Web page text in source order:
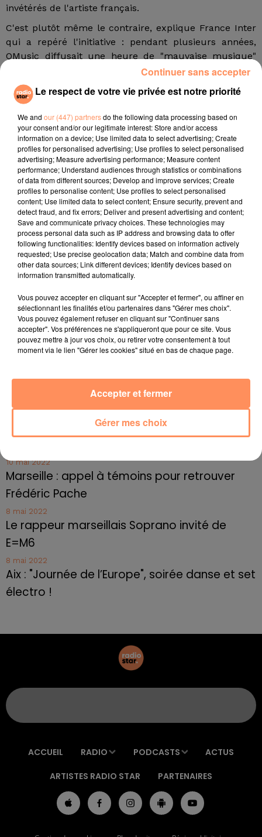
invétérés de l'artiste français.
C'est plutôt même le contraire, explique France Inter
qui a repéré l'initiative : pendant plusieurs années,
QMusic diffusait une heure de "mauvaise musique"
chaque matin. Depuis, l'heure quotidienne est
devenue hebdomadaire et a sa propre fête, chaque
année : la "Foute party" en flamand, une sorte de
C'est là que des dizaines de milliers d'invités sont
traditionnellement invités à agiter un foulard blanc
lorsque les premières notes des Lacs du Connemara
retentissent. Une tradition qu'ils sont invités à
perpétuer lors de cette "semaine Sardou" à venir, en
venant agiter un foulard blanc dans les studios de
QMusic.
fil actus
4 juillet 2022
Radio Star Live avec Dadju
27 juin 2022
Marseille : une application pour mettre en
relation extras et...
27 juin 2022
jusqu'au bout de la nuit !
Toulon : des quais électrifiés pour 2023 !
10 mai 2022
Marseille : appel à témoins pour retrouver
Frédéric Pache
8 mai 2022
Le rappeur marseillais Soprano invité de
E=M6
8 mai 2022
Aix : "Journée de l’Europe", soirée danse et set
électro !
ACCUEIL RADIO PODCASTS ACTUS
ARTISTES RADIO STAR PARTENAIRES
Le respect de votre vie privée est notre priorité
We and our (447) partnersdo the following data processing based on
your consent and/or our legitimate interest: Store and/or access
information on a device; Use limited data to select advertising; Create
profiles for personalised advertising; Use profiles to select personalised
advertising; Measure advertising performance; Measure content
performance; Understand audiences through statistics or combinations
of data from different sources; Develop and improve services; Create
profiles to personalise content; Use profiles to select personalised
content; Use limited data to select content; Ensure security, prevent and
detect fraud, and fix errors; Deliver and present advertising and content;
Save and communicate privacy choices. These technologies may
process personal data such as IP address and browsing data to offer
following functionalities: Identify devices based on information actively
requested; Use precise geolocation data; Match and combine data from
other data sources; Link different devices; Identify devices based on
information transmitted automatically.
Vous pouvez accepter en cliquant sur "Accepter et fermer", ou affiner en
sélectionnant les finalités et/ou partenaires dans "Gérer mes choix".
Vous pouvez également refuser en cliquant sur "Continuer sans
accepter". Vos préférences ne s'appliqueront que pour ce site. Vous
pouvez mettre à jour vos choix, ou retirer votre consentement à tout
moment via le lien "Gérer les cookies" situé en bas de chaque page.
Gérer mes choix
Accepter et fermer
Continuer sans accepter